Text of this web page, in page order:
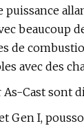
beaucoup
de
avec des
As-Cast sont
Gen I,